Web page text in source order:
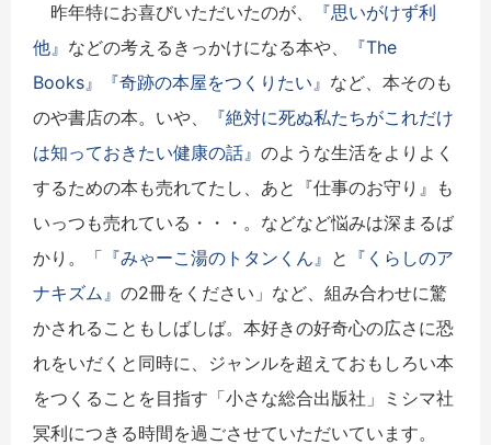
昨年特にお喜びいただいたのが、
『思いがけず利
他』 などの考えるきっかけになる本や、
『The
Books』
『奇跡の本屋をつくりたい』 など、本そのも
のや書店の本。いや、
『絶対に死ぬ私たちがこれだけ
は知っておきたい健康の話』 のような生活をよりよく
するための本も売れてたし、あと『仕事のお守り』も
いっつも売れている・・・。などなど悩みは深まるば
かり。「 『みゃーこ湯のトタンくん』 と 『くらしのア
ナキズム』 の2冊をください」など、組み合わせに驚
かされることもしばしば。本好きの好奇心の広さに恐
れをいだくと同時に、ジャンルを超えておもしろい本
をつくることを目指す「小さな総合出版社」ミシマ社
冥利につきる時間を過ごさせていただいています。